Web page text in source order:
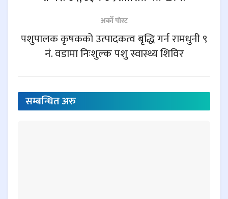
अर्काे पाेस्ट
पशुपालक कृषकको उत्पादकत्व बृद्धि गर्न रामधुनी ९
नं. वडामा निःशुल्क पशु स्वास्थ्य शिविर
सम्बन्धितअरु